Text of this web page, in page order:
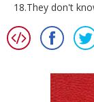
18.They don't